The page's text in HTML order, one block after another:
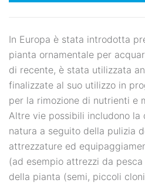
In Europa è stata introdotta
pianta ornamentale per
di recente, è stata utilizzata
finalizzate al suo utilizzo in
per la rimozione di nutrienti e
Altre vie possibili includono
natura a seguito della pulizia
attrezzature ed
(ad esempio attrezzi da
della pianta (semi, piccoli